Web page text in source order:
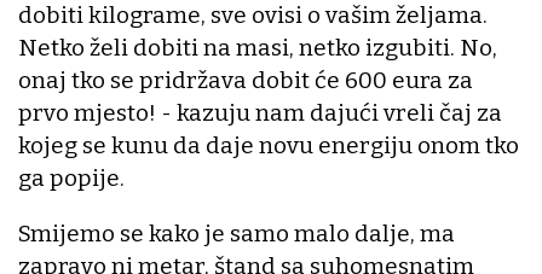
dobiti kilograme, sve ovisi o vašim željama.
Netko želi dobiti na masi, netko izgubiti. No,
onaj tko se pridržava dobit će 600 eura za
prvo mjesto! - kazuju nam dajući vreli čaj za
kojeg se kunu da daje novu energiju onom tko
ga popije.
Smijemo se kako je samo malo dalje, ma
zapravo ni metar, štand sa suhomesnatim